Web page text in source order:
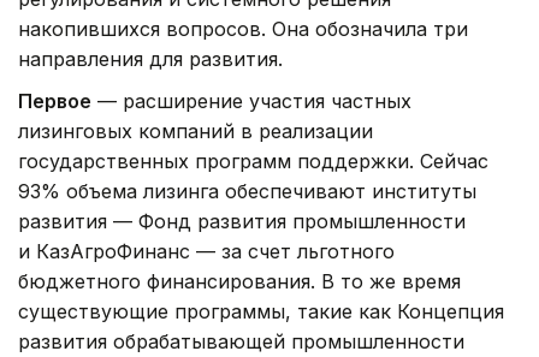
накопившихся вопросов. Она обозначила три
направления для развития.
Первое — расширение участия частных
лизинговых компаний в реализации
государственных программ поддержки. Сейчас
93% объема лизинга обеспечивают институты
развития — Фонд развития промышленности
и КазАгроФинанс — за счет льготного
бюджетного финансирования. В то же время
существующие программы, такие как Концепция
развития обрабатывающей промышленности